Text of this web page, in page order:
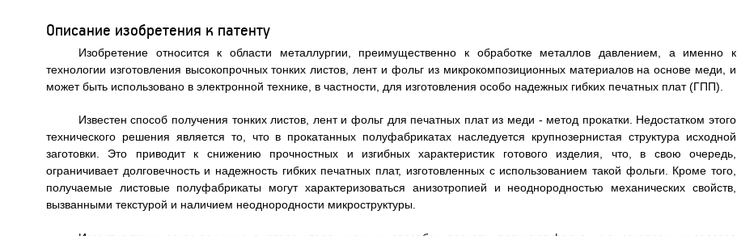
Описание изобретения к патенту
Изобретение относится к области металлургии, преимущественно к обработке металлов давлением, а именно к
технологии изготовления высокопрочных тонких листов, лент и фольг из микрокомпозиционных материалов на основе меди, и
может быть использовано в электронной технике, в частности, для изготовления особо надежных гибких печатных плат (ГПП).
Известен способ получения тонких листов, лент и фольг для печатных плат из меди - метод прокатки. Недостатком этого
технического решения является то, что в прокатанных полуфабрикатах наследуется крупнозернистая структура исходной
заготовки. Это приводит к снижению прочностных и изгибных характеристик готового изделия, что, в свою очередь,
ограничивает долговечность и надежность гибких печатных плат, изготовленных с использованием такой фольги. Кроме того,
получаемые листовые полуфабрикаты могут характеризоваться анизотропией и неоднородностью механических свойств,
вызванными текстурой и наличием неоднородности микроструктуры.